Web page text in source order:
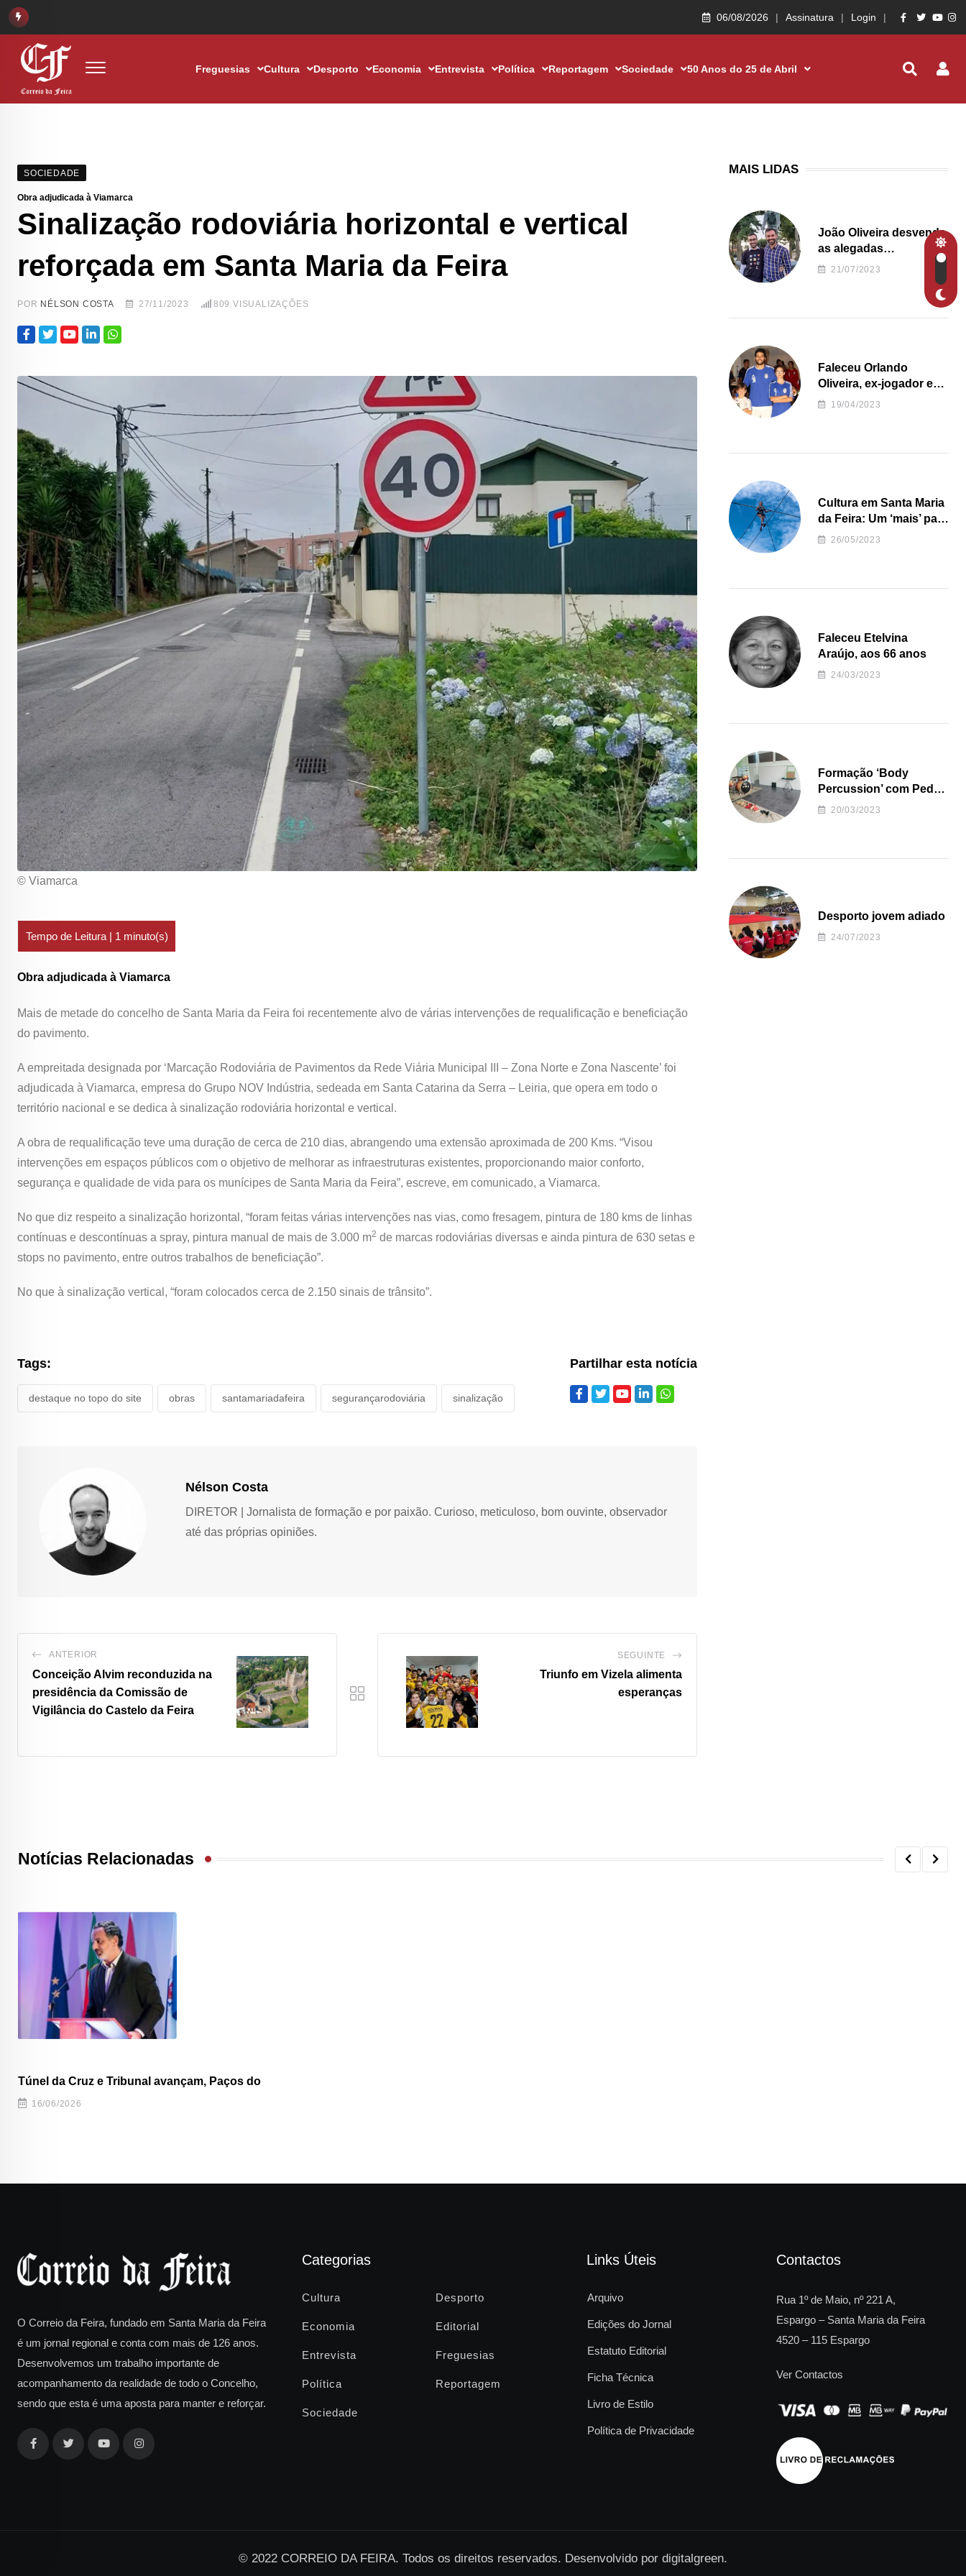
06/08/2026 Assinatura Login
Freguesias Cultura Desporto Economia Entrevista Política Reportagem Sociedade 50 Anos do 25 de Abril
SOCIEDADE
Obra adjudicada à Viamarca
Sinalização rodoviária horizontal e vertical
reforçada em Santa Maria da Feira
POR NÉLSON COSTA 27/11/2023 809 VISUALIZAÇÕES
© Viamarca
Obra adjudicada à Viamarca
Mais de metade do concelho de Santa Maria da Feira foi recentemente alvo de várias intervenções de requalificação e beneficiação
do pavimento.
A empreitada designada por ‘Marcação Rodoviária de Pavimentos da Rede Viária Municipal III – Zona Norte e Zona Nascente’ foi
adjudicada à Viamarca, empresa do Grupo NOV Indústria, sedeada em Santa Catarina da Serra – Leiria, que opera em todo o
território nacional e se dedica à sinalização rodoviária horizontal e vertical.
A obra de requalificação teve uma duração de cerca de 210 dias, abrangendo uma extensão aproximada de 200 Kms. “Visou
intervenções em espaços públicos com o objetivo de melhorar as infraestruturas existentes, proporcionando maior conforto,
segurança e qualidade de vida para os munícipes de Santa Maria da Feira”, escreve, em comunicado, a Viamarca.
No que diz respeito a sinalização horizontal, “foram feitas várias intervenções nas vias, como fresagem, pintura de 180 kms de linhas
contínuas e descontínuas a spray, pintura manual de mais de 3.000 m2 de marcas rodoviárias diversas e ainda pintura de 630 setas e
stops no pavimento, entre outros trabalhos de beneficiação”.
No que à sinalização vertical, “foram colocados cerca de 2.150 sinais de trânsito”.
Tags:
destaque no topo do site obras santamariadafeira segurançarodoviária sinalização
Partilhar esta notícia
Nélson Costa
DIRETOR | Jornalista de formação e por paixão. Curioso, meticuloso, bom ouvinte, observador
até das próprias opiniões.
ANTERIOR
Conceição Alvim reconduzida na
presidência da Comissão de
Vigilância do Castelo da Feira
SEGUINTE
Triunfo em Vizela alimenta
esperanças
MAIS LIDAS
João Oliveira desvenda
as alegadas
irregularidades da
Junta de Freguesia S.
21/07/2023
Faleceu Orlando
Oliveira, ex-jogador e
treinador da formação
19/04/2023
Cultura em Santa Maria
da Feira: Um ‘mais’ para
o Concelho
26/05/2023
Faleceu Etelvina
Araújo, aos 66 anos
24/03/2023
Formação ‘Body
Percussion’ com Pedro
Almeida
20/03/2023
Desporto jovem adiado
24/07/2023
Notícias Relacionadas
Túnel da Cruz e Tribunal avançam, Paços do
16/06/2026
O Correio da Feira, fundado em Santa Maria da Feira
é um jornal regional e conta com mais de 126 anos.
Desenvolvemos um trabalho importante de
acompanhamento da realidade de todo o Concelho,
sendo que esta é uma aposta para manter e reforçar.
Categorias
Cultura Desporto
Economia Editorial
Entrevista Freguesias
Política Reportagem
Sociedade
Links Úteis
Arquivo
Edições do Jornal
Estatuto Editorial
Ficha Técnica
Livro de Estilo
Política de Privacidade
Contactos
Rua 1º de Maio, nº 221 A,
Espargo – Santa Maria da Feira
4520 – 115 Espargo
Ver Contactos
© 2022 CORREIO DA FEIRA. Todos os direitos reservados. Desenvolvido por digitalgreen.